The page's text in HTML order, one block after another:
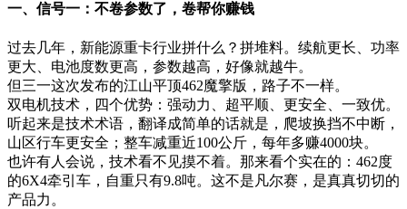
一、信号一：不卷参数了，卷帮你赚钱
过去几年，新能源重卡行业拼什么？拼堆料。续航更长、功率
更大、电池度数更高，参数越高，好像就越牛。
但三一这次发布的江山平顶462魔擎版，路子不一样。
双电机技术，四个优势：强动力、超平顺、更安全、一致优。
听起来是技术术语，翻译成简单的话就是，爬坡换挡不中断，
山区行车更安全；整车减重近100公斤，每年多赚4000块。
也许有人会说，技术看不见摸不着。那来看个实在的：462度
的6X4牵引车，自重只有9.8吨。这不是凡尔赛，是真真切切的
产品力。